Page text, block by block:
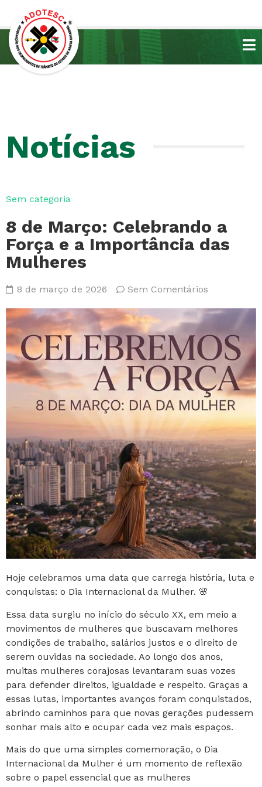
Notícias
Sem categoria
8 de Março: Celebrando a
Força e a Importância das
Mulheres
8 de março de 2026 Sem Comentários
Hoje celebramos uma data que carrega história, luta e
conquistas: o Dia Internacional da Mulher. 🌸
Essa data surgiu no início do século XX, em meio a
movimentos de mulheres que buscavam melhores
condições de trabalho, salários justos e o direito de
serem ouvidas na sociedade. Ao longo dos anos,
muitas mulheres corajosas levantaram suas vozes
para defender direitos, igualdade e respeito. Graças a
essas lutas, importantes avanços foram conquistados,
abrindo caminhos para que novas gerações pudessem
sonhar mais alto e ocupar cada vez mais espaços.
Mais do que uma simples comemoração, o Dia
Internacional da Mulher é um momento de reflexão
sobre o papel essencial que as mulheres